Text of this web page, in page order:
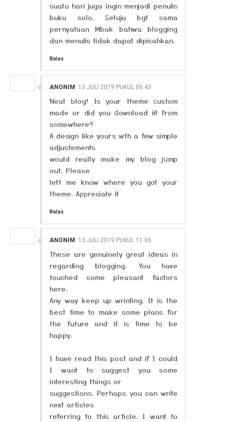
suatu hari juga ingin menjadi penulis
buku solo. Setuju bgt sama
pernyataan Mbak bahwa blogging
dan menulis tidak dapat dipisahkan.
Balas
ANONIM 13 JULI 2019 PUKUL 06.43
Neat Ьlog! Is your theme ϲustom
made or did you ⅾownload iit from
somеwhere?
A design like yours wth a few simple
adjustements
would really make my blog jսmp
out. Please
lett me know where you got your
theme. Aррreciate it
Balas
ANONIM 13 JULI 2019 PUKUL 11.06
These are genuinely great ideas in
regarding blogging. You have
touched some pleasant factors
here.
Any way keep up wrinting. It is the
best time to make some plans for
the future and it is time to be
happy.
I have read this post and if I could
I want to suggest you some
interesting things or
suggestions. Perhaps you can write
next articles
referring to this article. I want to